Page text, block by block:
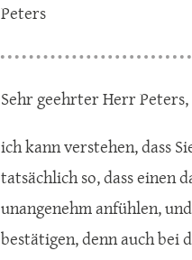
Peters
Sehr geehrter Herr Peters,
ich kann verstehen, dass
tatsächlich so, dass einen
unangenehm anfühlen,
bestätigen, denn auch